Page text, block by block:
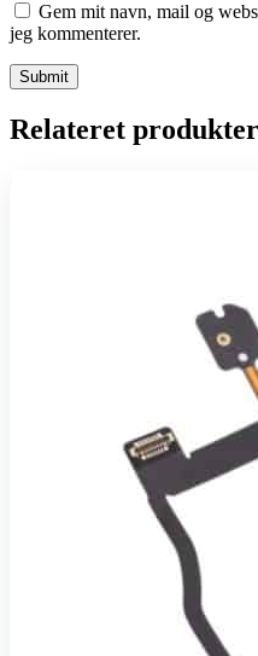
Gem mit navn, mail og
jeg kommenterer.
Relateret produkter